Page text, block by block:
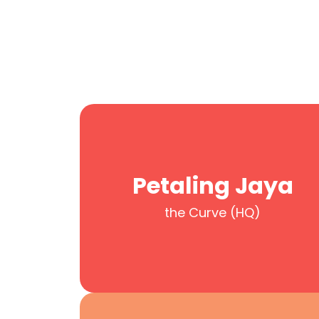
Petaling Jaya
the Curve (HQ)
Petaling Jaya
the Curve (HQ)